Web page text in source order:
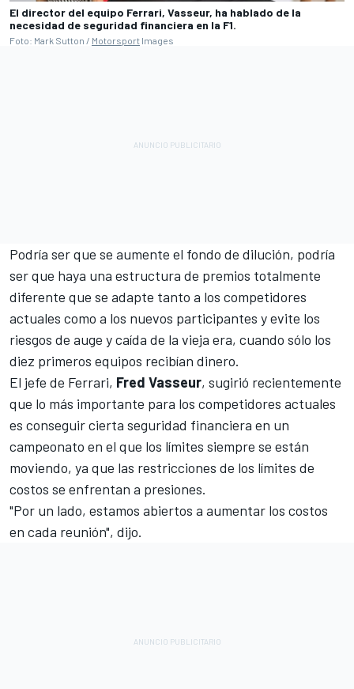
El director del equipo Ferrari, Vasseur, ha hablado de la
necesidad de seguridad financiera en la F1.
Foto: Mark Sutton / Motorsport Images
Podría ser que se aumente el fondo de dilución, podría
ser que haya una estructura de premios totalmente
diferente que se adapte tanto a los competidores
actuales como a los nuevos participantes y evite los
riesgos de auge y caída de la vieja era, cuando sólo los
diez primeros equipos recibían dinero.
El jefe de Ferrari, Fred Vasseur, sugirió recientemente
que lo más importante para los competidores actuales
es conseguir cierta seguridad financiera en un
campeonato en el que los límites siempre se están
moviendo, ya que las restricciones de los límites de
costos se enfrentan a presiones.
"Por un lado, estamos abiertos a aumentar los costos
en cada reunión", dijo.